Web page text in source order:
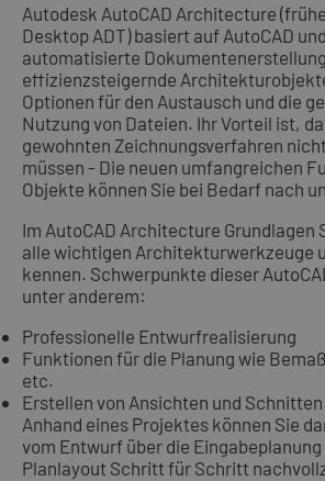
Autodesk AutoCAD Architecture
Desktop ADT) basiert auf AutoCAD
automatisierte
effizienzsteigernde
Optionen für den Austausch und die
Nutzung von Dateien. Ihr Vorteil ist,
gewohnten Zeichnungsverfahren
müssen - Die neuen umfangreichen
Objekte können Sie bei Bedarf nach
Im AutoCAD Architecture Grundlagen
alle wichtigen Architekturwerkzeuge
kennen. Schwerpunkte dieser
unter anderem:
Professionelle Entwurfrealisierung
Funktionen für die Planung wie
etc.
Erstellen von Ansichten und Schnitten
Anhand eines Projektes können Sie
vom Entwurf über die Eingabeplanung
Planlayout Schritt für Schritt